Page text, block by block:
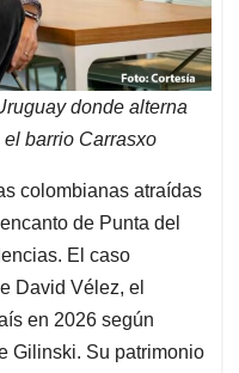
donde alterna
barrio Carrasxo
colombianas atraídas
de Punta del
El caso
David Vélez, el
en 2026 según
Gilinski. Su patrimonio